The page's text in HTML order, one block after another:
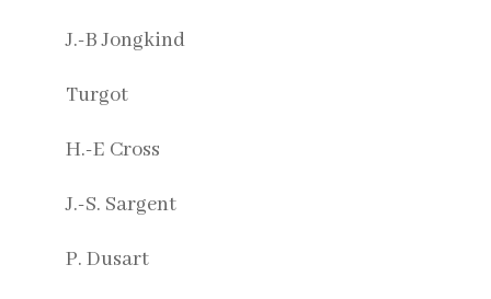
J.-B Jongkind
Turgot
H.-E Cross
J.-S. Sargent
P. Dusart